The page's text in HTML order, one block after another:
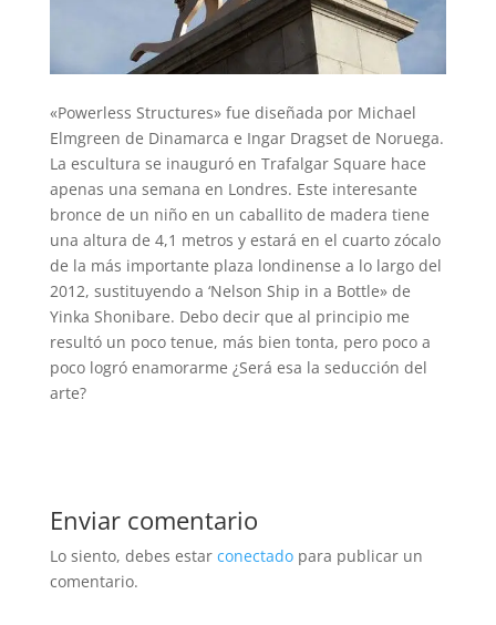
«Powerless Structures» fue diseñada por Michael
Elmgreen de Dinamarca e Ingar Dragset de Noruega.
La escultura se inauguró en Trafalgar Square hace
apenas una semana en Londres. Este interesante
bronce de un niño en un caballito de madera tiene
una altura de 4,1 metros y estará en el cuarto zócalo
de la más importante plaza londinense a lo largo del
2012, sustituyendo a ‘Nelson Ship in a Bottle» de
Yinka Shonibare. Debo decir que al principio me
resultó un poco tenue, más bien tonta, pero poco a
poco logró enamorarme ¿Será esa la seducción del
arte?
Enviar comentario
Lo siento, debes estar conectadopara publicar un
comentario.